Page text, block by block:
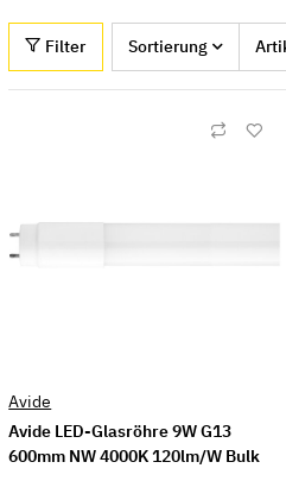
Filter Sortierung
Avide
Avide LED-Glasröhre 9W G13
600mm NW 4000K 120lm/W Bulk